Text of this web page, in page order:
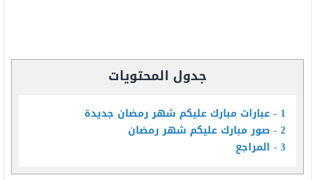
جدول المحتويات
1 عبارات مبارك عليكم شهر رمضان جديدة
2 صور مبارك عليكم شهر رمضان
3 المراجع